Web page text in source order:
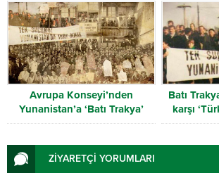
Avrupa Konseyi’nden
Yunanistan’a ‘Batı Trakya’
uyarısı
Batı
karşı
ZİYARETÇİ YORUMLARI